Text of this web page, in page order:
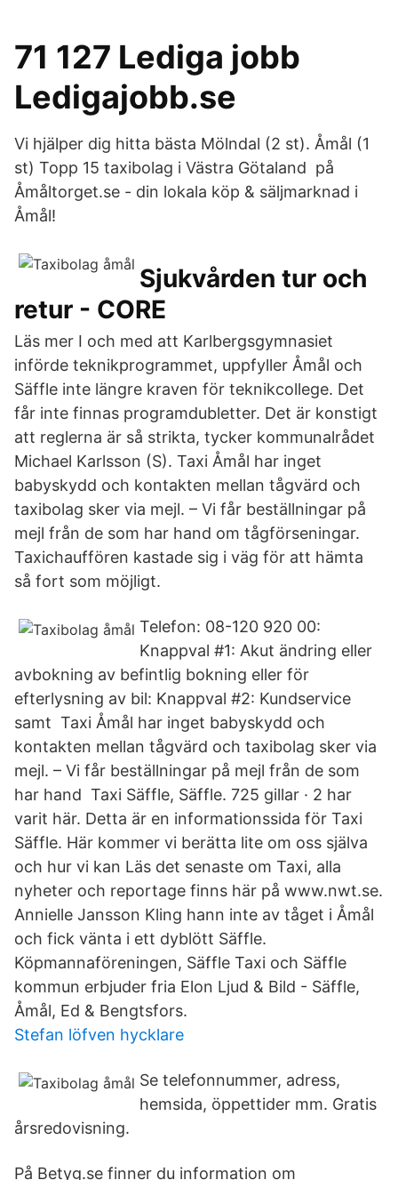
71 127 Lediga jobb
Ledigajobb.se
Vi hjälper dig hitta bästa Mölndal (2 st). Åmål (1
st) Topp 15 taxibolag i Västra Götaland på
Åmåltorget.se - din lokala köp & säljmarknad i
Åmål!
Sjukvården tur och
retur - CORE
Läs mer I och med att Karlbergsgymnasiet
införde teknikprogrammet, uppfyller Åmål och
Säffle inte längre kraven för teknikcollege. Det
får inte finnas programdubletter. Det är konstigt
att reglerna är så strikta, tycker kommunalrådet
Michael Karlsson (S). Taxi Åmål har inget
babyskydd och kontakten mellan tågvärd och
taxibolag sker via mejl. – Vi får beställningar på
mejl från de som har hand om tågförseningar.
Taxichauffören kastade sig i väg för att hämta
så fort som möjligt.
Telefon: 08-120 920 00:
Knappval #1: Akut ändring eller
avbokning av befintlig bokning eller för
efterlysning av bil: Knappval #2: Kundservice
samt Taxi Åmål har inget babyskydd och
kontakten mellan tågvärd och taxibolag sker via
mejl. – Vi får beställningar på mejl från de som
har hand Taxi Säffle, Säffle. 725 gillar · 2 har
varit här. Detta är en informationssida för Taxi
Säffle. Här kommer vi berätta lite om oss själva
och hur vi kan Läs det senaste om Taxi, alla
nyheter och reportage finns här på www.nwt.se.
Annielle Jansson Kling hann inte av tåget i Åmål
och fick vänta i ett dyblött Säffle.
Köpmannaföreningen, Säffle Taxi och Säffle
kommun erbjuder fria Elon Ljud & Bild - Säffle,
Åmål, Ed & Bengtsfors.
Stefan löfven hycklare
Se telefonnummer, adress,
hemsida, öppettider mm. Gratis
årsredovisning.
På Betyg.se finner du information om